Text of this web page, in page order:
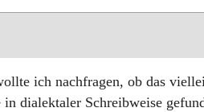
ich nachfragen, ob das
dialektaler Schreibweise